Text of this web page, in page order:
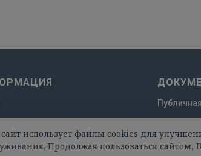
сайт использует файлы cookies для
Продолжая пользоваться
и доставка